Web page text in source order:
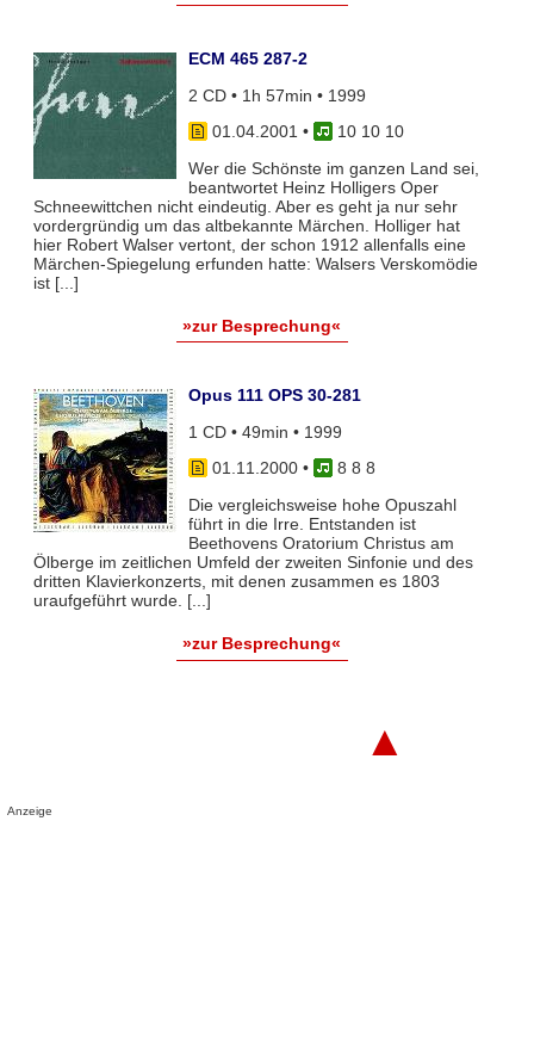
ECM 465 287-2
2 CD • 1h 57min • 1999
01.04.2001 •
10 10 10
Wer die Schönste im ganzen Land sei,
beantwortet Heinz Holligers Oper
Schneewittchen nicht eindeutig. Aber es geht ja nur sehr
vordergründig um das altbekannte Märchen. Holliger hat
hier Robert Walser vertont, der schon 1912 allenfalls eine
Märchen-Spiegelung erfunden hatte: Walsers Verskomödie
ist [...]
»zur Besprechung«
Opus 111 OPS 30-281
1 CD • 49min • 1999
01.11.2000•
8 8 8
Die vergleichsweise hohe Opuszahl
führt in die Irre. Entstanden ist
Beethovens Oratorium Christus am
Ölberge im zeitlichen Umfeld der zweiten Sinfonie und des
dritten Klavierkonzerts, mit denen zusammen es 1803
uraufgeführt wurde. [...]
»zur Besprechung«
▲
Anzeige